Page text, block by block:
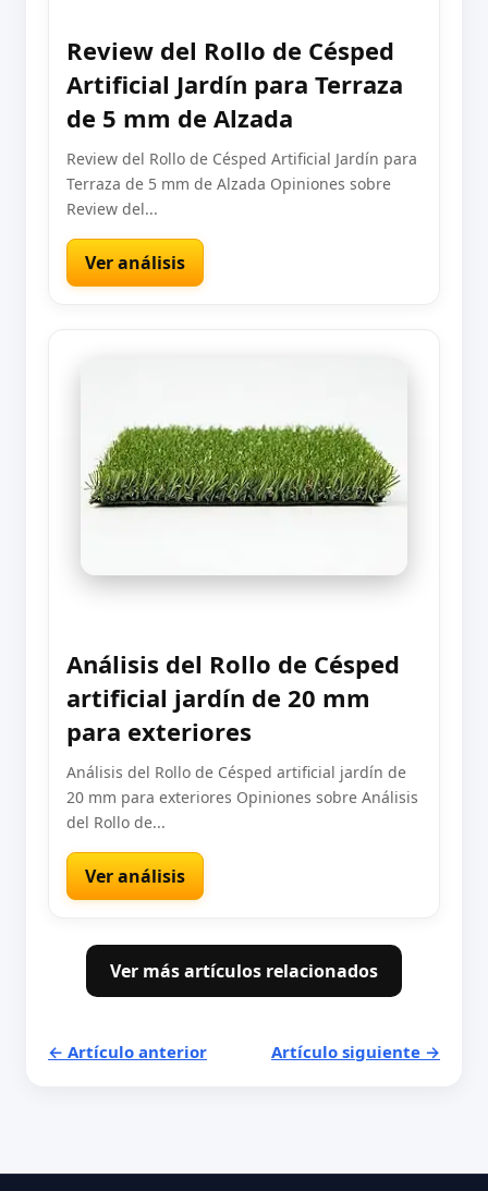
Review del Rollo de Césped
Artificial Jardín para Terraza
de 5 mm de Alzada
Review del Rollo de Césped Artificial Jardín para
Terraza de 5 mm de Alzada Opiniones sobre
Review del...
Ver análisis
Análisis del Rollo de Césped
artificial jardín de 20 mm
para exteriores
Análisis del Rollo de Césped artificial jardín de
20 mm para exteriores Opiniones sobre Análisis
del Rollo de...
Ver análisis
Ver más artículos relacionados
← Artículo anterior Artículo siguiente →